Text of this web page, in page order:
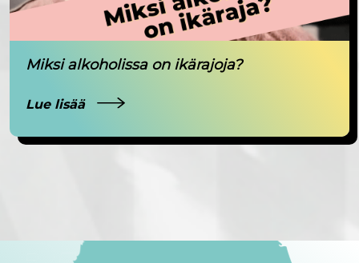
Miksi alkoholissa on ikärajoja?
Lue lisää